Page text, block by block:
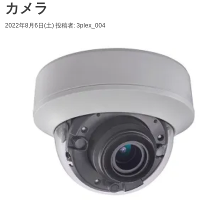
カメラ
2022年8月6日(土) 投稿者: 3plex_004